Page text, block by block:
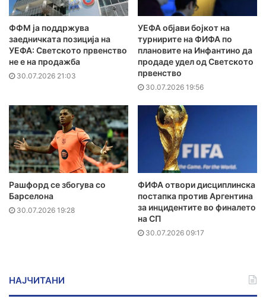
ФФМ ја поддржува
заедничката позиција на
УЕФА: Светското првенство
не е на продажба
30.07.2026 21:03
УЕФА објави бојкот на
турнирите на ФИФА по
плановите на Инфантино да
продаде удел од Светското
првенство
30.07.2026 19:56
Рашфорд се збогува со
Барселона
30.07.2026 19:28
ФИФА отвори дисциплинска
постапка против Аргентина
за инцидентите во финалето
на СП
30.07.2026 09:17
НАЈЧИТАНИ